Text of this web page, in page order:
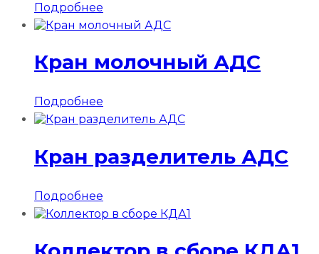
Подробнее
Кран молочный АДС
Подробнее
Кран разделитель АДС
Подробнее